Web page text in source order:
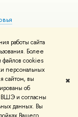
работы сайта
Более
файлов cookies
персональных
сайтом, вы
об
ВШЭ и согласны
данных. Вы
✖
использования
сайта